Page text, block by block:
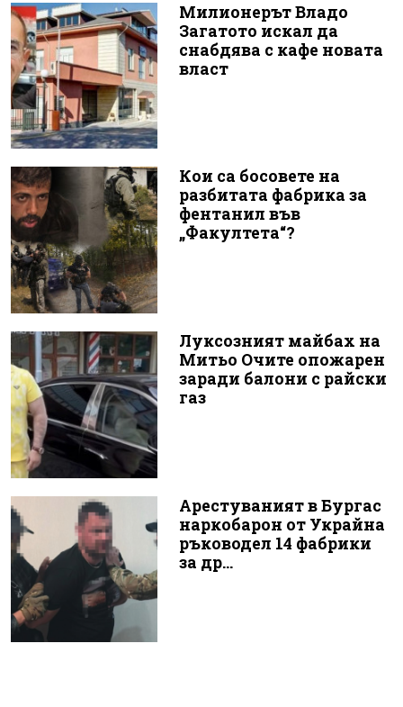
Милионерът Владо
Загатото искал да
снабдява с кафе новата
власт
Кои са босовете на
разбитата фабрика за
фентанил във
„Факултета“?
Луксозният майбах на
Митьо Очите опожарен
заради балони с райски
газ
Арестуваният в Бургас
наркобарон от Украйна
ръководел 14 фабрики
за др...